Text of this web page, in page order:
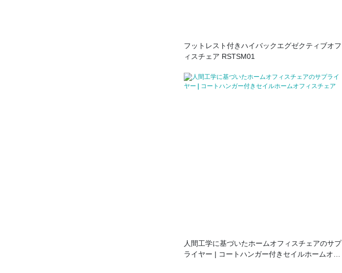
フットレスト付きハイバックエグゼクティブオフ
ィスチェア RSTSM01
人間工学に基づいたホームオフィスチェアのサプ
ライヤー | コートハンガー付きセイルホームオフ